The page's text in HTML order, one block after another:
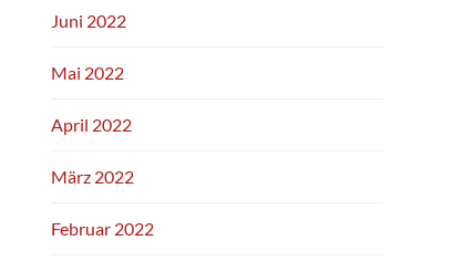
Juni 2022
Mai 2022
April 2022
März 2022
Februar 2022